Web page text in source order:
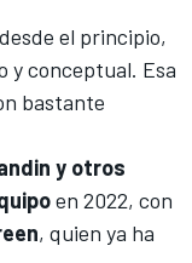
el principio,
y conceptual. Esa
bastante
y otros
en 2022, con
, quien ya ha